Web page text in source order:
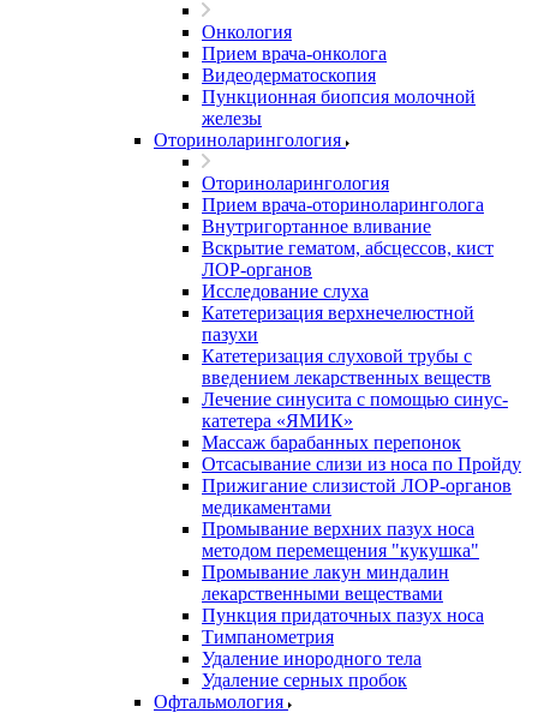
Онкология
Прием врача-онколога
Видеодерматоскопия
Пункционная биопсия молочной
железы
Оториноларингология
Оториноларингология
Прием врача-оториноларинголога
Внутригортанное вливание
Вскрытие гематом, абсцессов, кист
ЛОР-органов
Исследование слуха
Катетеризация верхнечелюстной
пазухи
Катетеризация слуховой трубы с
введением лекарственных веществ
Лечение синусита с помощью синус-
катетера «ЯМИК»
Массаж барабанных перепонок
Отсасывание слизи из носа по Пройду
Прижигание слизистой ЛОР-органов
медикаментами
Промывание верхних пазух носа
методом перемещения "кукушка"
Промывание лакун миндалин
лекарственными веществами
Пункция придаточных пазух носа
Тимпанометрия
Удаление инородного тела
Удаление серных пробок
Офтальмология